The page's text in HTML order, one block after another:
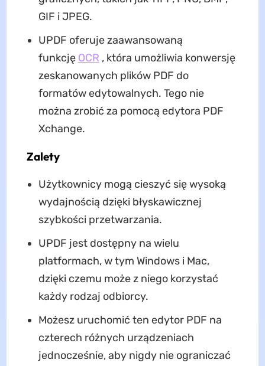
GIF i JPEG.
UPDF oferuje zaawansowaną
funkcję OCR , która umożliwia konwersję
zeskanowanych plików PDF do
formatów edytowalnych. Tego nie
można zrobić za pomocą edytora PDF
Xchange.
Zalety
Użytkownicy mogą cieszyć się wysoką
wydajnością dzięki błyskawicznej
szybkości przetwarzania.
UPDF jest dostępny na wielu
platformach, w tym Windows i Mac,
dzięki czemu może z niego korzystać
każdy rodzaj odbiorcy.
Możesz uruchomić ten edytor PDF na
czterech różnych urządzeniach
jednocześnie, aby nigdy nie ograniczać